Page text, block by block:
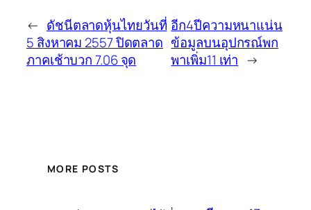
← ดัชนีตลาดหุ้นไทยวันที่
5 สิงหาคม 2557 ปิดตลาด
ภาคเช้าบวก 7.06 จุด
อีก4ปีความหนาแน่น
ข้อมูลบนอุปกรณ์พก
พาเพิ่ม11 เท่า →
MORE POSTS